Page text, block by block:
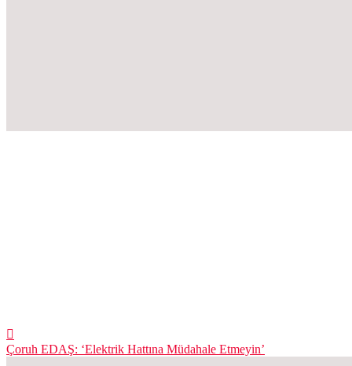
Çoruh EDAŞ: ‘Elektrik Hattına Müdahale Etmeyin’